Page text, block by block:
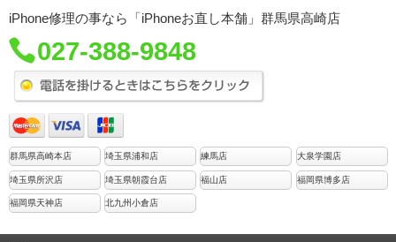
iPhone修理の事なら「iPhoneお直し本舗」群馬県高崎店
027-388-9848
群馬県高崎本店 埼玉県浦和店 練馬店 大泉学園店
埼玉県所沢店 埼玉県朝霞台店 福山店 福岡県博多店
福岡県天神店 北九州小倉店